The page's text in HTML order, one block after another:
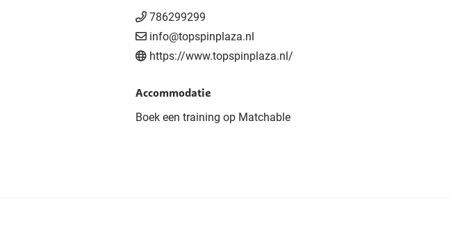
786299299
info@topspinplaza.nl
https://www.topspinplaza.nl/
Accommodatie
Boek een training op Matchable